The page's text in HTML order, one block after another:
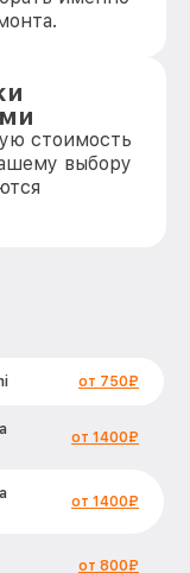
стоимость
выбору
от 750₽
от 1400₽
от 1400₽
от 800₽